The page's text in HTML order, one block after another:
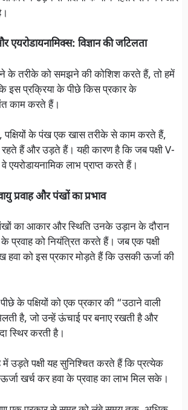
विज्ञान की जटिलता
के तरीके को समझने की कोशिश करते हैं, तो हमें
इस प्रक्रिया के पीछे किस प्रकार के
काम करते हैं।
पक्षियों के पंख एक खास तरीके से काम करते हैं,
हैं और उड़ते हैं। यही कारण है कि जब पक्षी V-
लाभ प्राप्त करते हैं।
प्रवाह और पंखों का प्रभाव
का आकार और स्थिति उनके उड़ान के दौरान
के प्रवाह को नियंत्रित करते हैं। जब एक पक्षी
को इस प्रकार मोड़ते हैं कि उसकी ऊर्जा की
के पक्षियों को एक प्रकार की “उठाने वाली
है, जो उन्हें ऊंचाई पर बनाए रखती है और
स्थिर करती है।
उड़ते पक्षी यह सुनिश्चित करते हैं कि प्रत्येक
खर्च कर हवा के प्रवाह का लाभ मिल सके।